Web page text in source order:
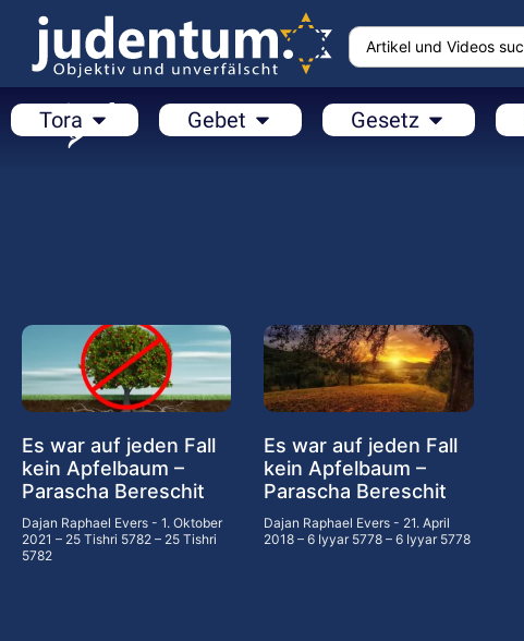
Tora Gebet Gesetz
Es war auf jeden Fall
kein Apfelbaum –
Parascha Bereschit
Dajan Raphael Evers
1. Oktober
2021 – 25 Tishri 5782 – 25 Tishri
5782
Es war auf jeden Fall
kein Apfelbaum –
Parascha Bereschit
Dajan Raphael Evers
21. April
2018 – 6 Iyyar 5778 – 6 Iyyar 5778